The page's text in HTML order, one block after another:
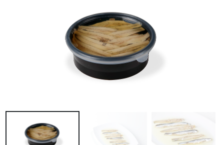
Costa